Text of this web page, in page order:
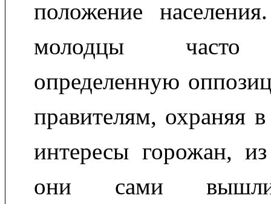
положение
молодцы часто
определенную
правителям, охраняя
интересы горожан,
они сами